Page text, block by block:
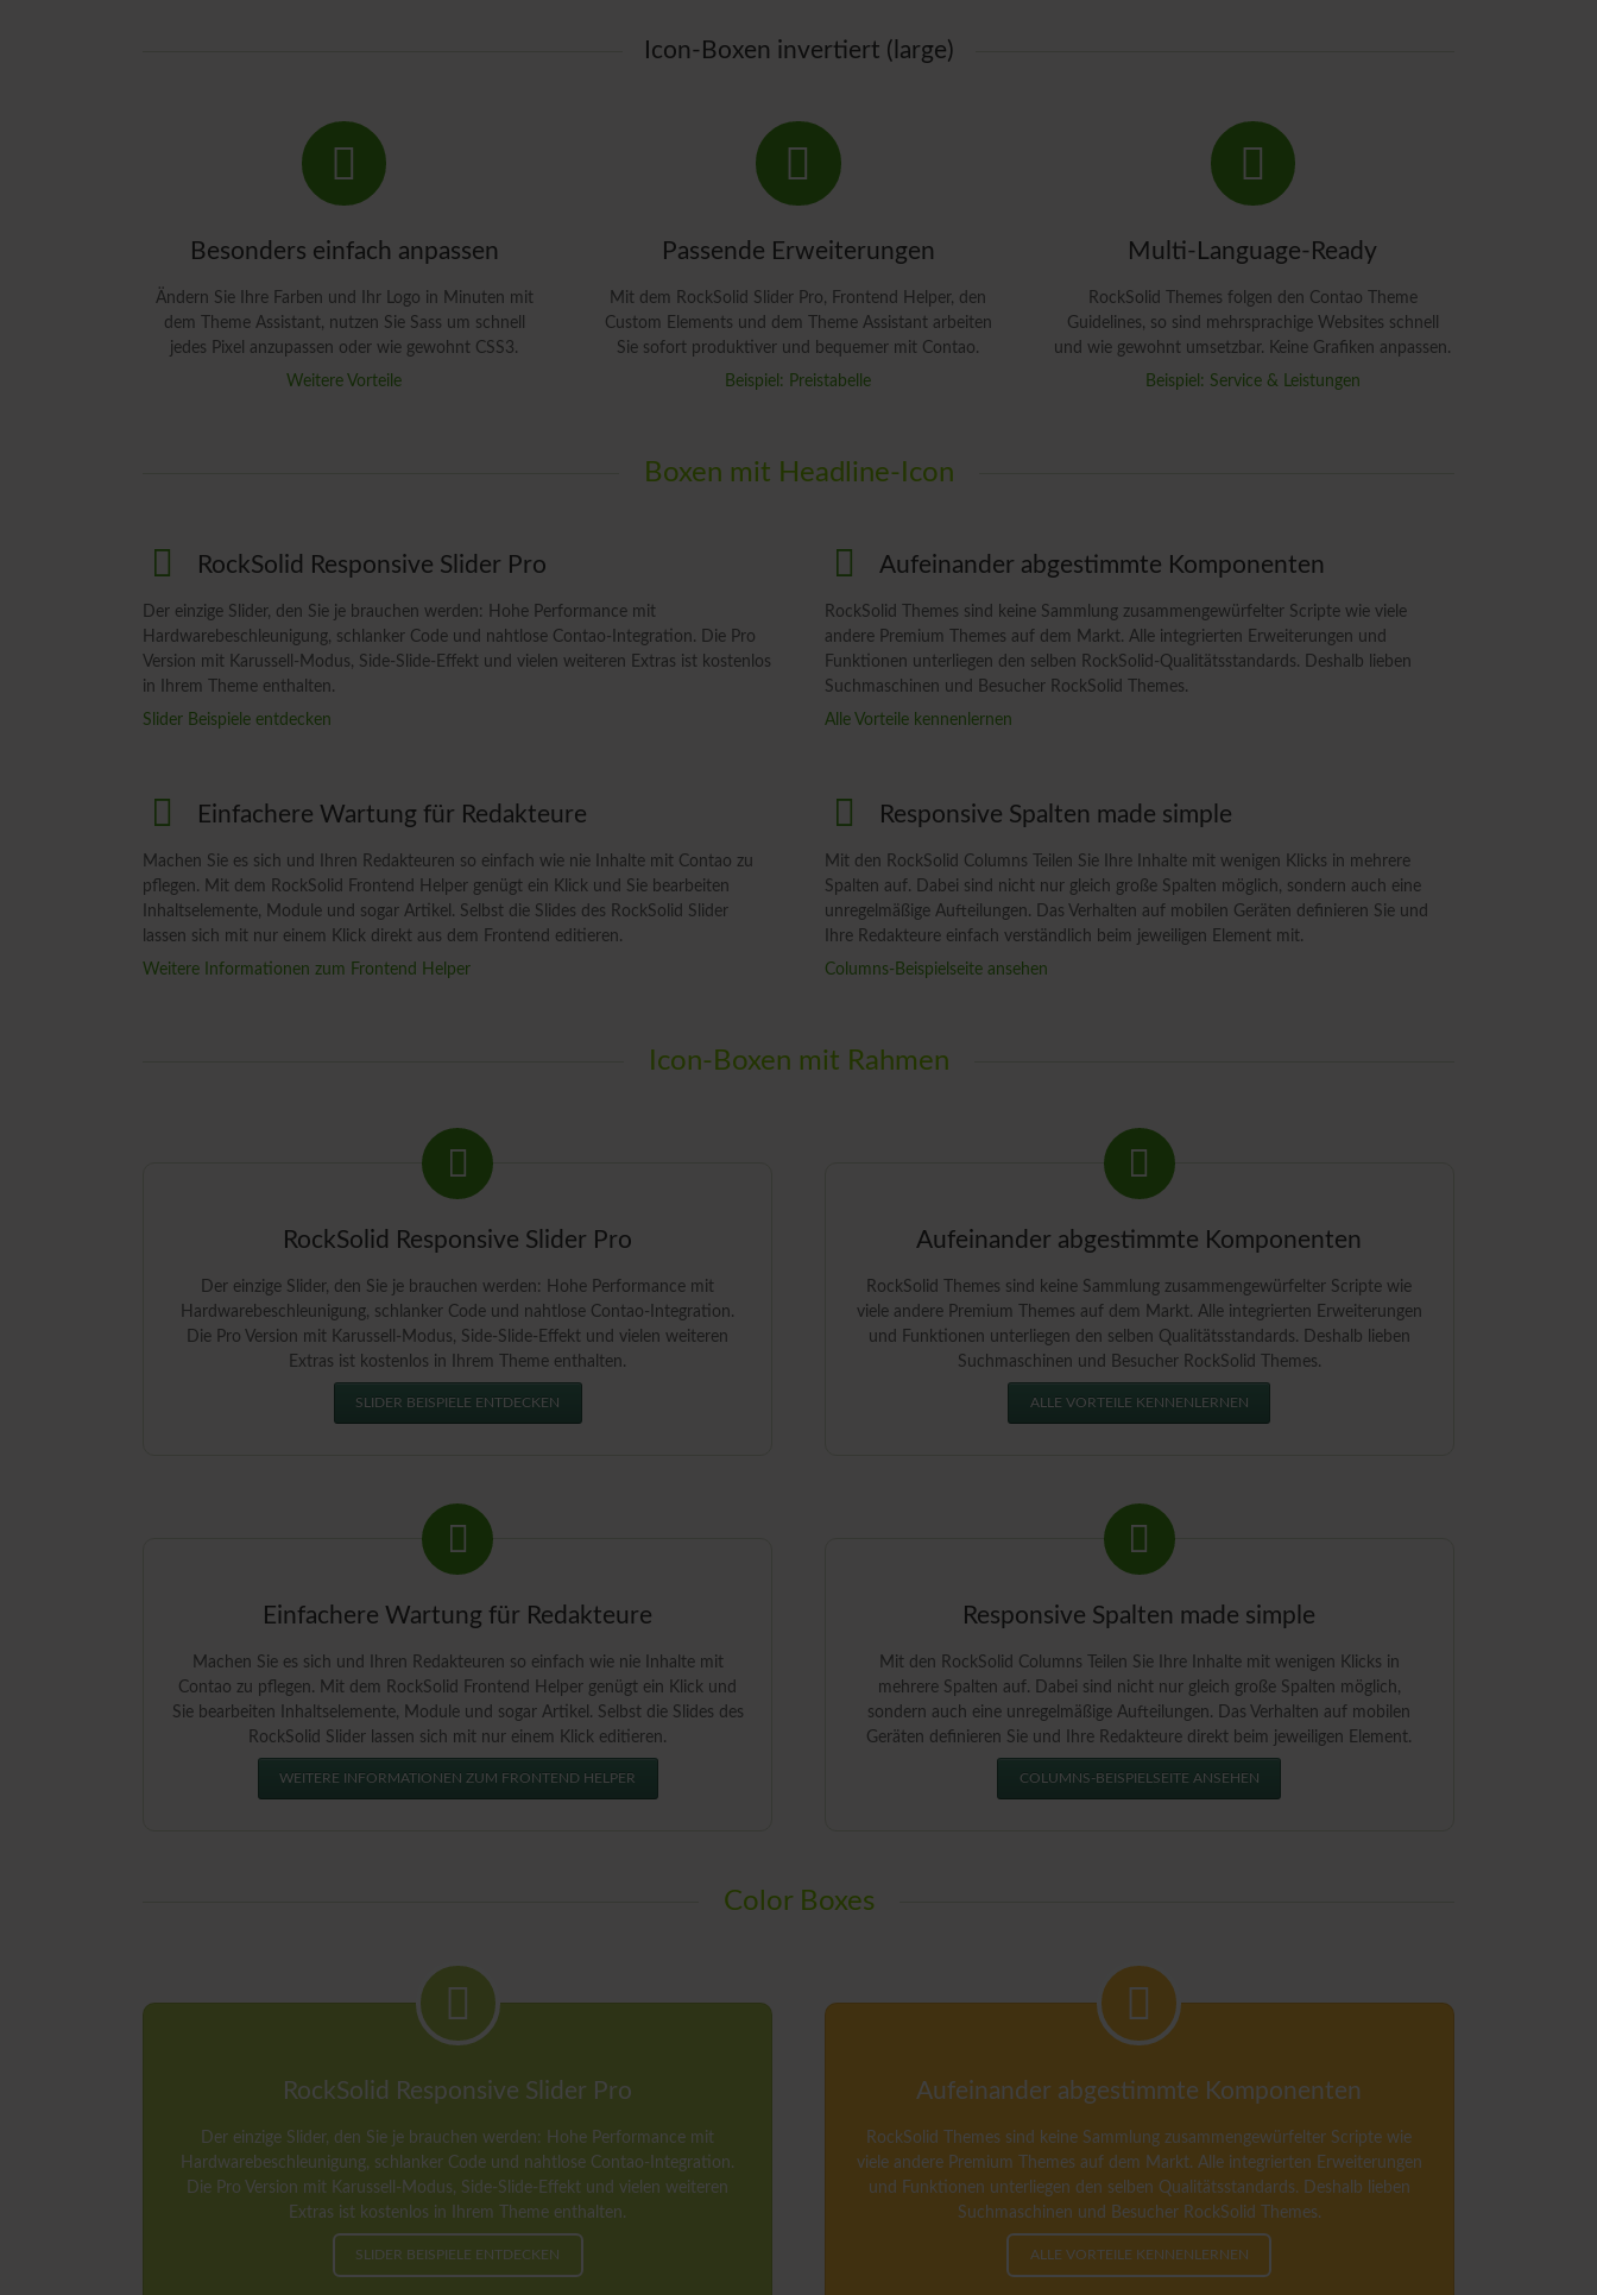
Icon-Boxen invertiert (large)
Besonders einfach anpassen
Ändern Sie Ihre Farben und Ihr Logo in Minuten mit
dem Theme Assistant, nutzen Sie Sass um schnell
jedes Pixel anzupassen oder wie gewohnt CSS3.
Weitere Vorteile
Passende Erweiterungen
Mit dem RockSolid Slider Pro, Frontend Helper, den
Custom Elements und dem Theme Assistant arbeiten
Sie sofort produktiver und bequemer mit Contao.
Beispiel: Preistabelle
Multi-Language-Ready
RockSolid Themes folgen den Contao Theme
Guidelines, so sind mehrsprachige Websites schnell
und wie gewohnt umsetzbar. Keine Grafiken anpassen.
Beispiel: Service & Leistungen
Boxen mit Headline-Icon
RockSolid Responsive Slider Pro
Der einzige Slider, den Sie je brauchen werden: Hohe Performance mit
Hardwarebeschleunigung, schlanker Code und nahtlose Contao-Integration. Die Pro
Version mit Karussell-Modus, Side-Slide-Effekt und vielen weiteren Extras ist kostenlos
in Ihrem Theme enthalten.
Slider Beispiele entdecken
Aufeinander abgestimmte Komponenten
RockSolid Themes sind keine Sammlung zusammengewürfelter Scripte wie viele
andere Premium Themes auf dem Markt. Alle integrierten Erweiterungen und
Funktionen unterliegen den selben RockSolid-Qualitätsstandards. Deshalb lieben
Suchmaschinen und Besucher RockSolid Themes.
Alle Vorteile kennenlernen
Einfachere Wartung für Redakteure
Machen Sie es sich und Ihren Redakteuren so einfach wie nie Inhalte mit Contao zu
pflegen. Mit dem RockSolid Frontend Helper genügt ein Klick und Sie bearbeiten
Inhaltselemente, Module und sogar Artikel. Selbst die Slides des RockSolid Slider
lassen sich mit nur einem Klick direkt aus dem Frontend editieren.
Weitere Informationen zum Frontend Helper
Responsive Spalten made simple
Mit den RockSolid Columns Teilen Sie Ihre Inhalte mit wenigen Klicks in mehrere
Spalten auf. Dabei sind nicht nur gleich große Spalten möglich, sondern auch eine
unregelmäßige Aufteilungen. Das Verhalten auf mobilen Geräten definieren Sie und
Ihre Redakteure einfach verständlich beim jeweiligen Element mit.
Columns-Beispielseite ansehen
Icon-Boxen mit Rahmen
RockSolid Responsive Slider Pro
Der einzige Slider, den Sie je brauchen werden: Hohe Performance mit
Hardwarebeschleunigung, schlanker Code und nahtlose Contao-Integration.
Die Pro Version mit Karussell-Modus, Side-Slide-Effekt und vielen weiteren
Extras ist kostenlos in Ihrem Theme enthalten.
SLIDER BEISPIELE ENTDECKEN
Aufeinander abgestimmte Komponenten
RockSolid Themes sind keine Sammlung zusammengewürfelter Scripte wie
viele andere Premium Themes auf dem Markt. Alle integrierten Erweiterungen
und Funktionen unterliegen den selben Qualitätsstandards. Deshalb lieben
Suchmaschinen und Besucher RockSolid Themes.
ALLE VORTEILE KENNENLERNEN
Einfachere Wartung für Redakteure
Machen Sie es sich und Ihren Redakteuren so einfach wie nie Inhalte mit
Contao zu pflegen. Mit dem RockSolid Frontend Helper genügt ein Klick und
Sie bearbeiten Inhaltselemente, Module und sogar Artikel. Selbst die Slides des
RockSolid Slider lassen sich mit nur einem Klick editieren.
WEITERE INFORMATIONEN ZUM FRONTEND HELPER
Responsive Spalten made simple
Mit den RockSolid Columns Teilen Sie Ihre Inhalte mit wenigen Klicks in
mehrere Spalten auf. Dabei sind nicht nur gleich große Spalten möglich,
sondern auch eine unregelmäßige Aufteilungen. Das Verhalten auf mobilen
Geräten definieren Sie und Ihre Redakteure direkt beim jeweiligen Element.
COLUMNS-BEISPIELSEITE ANSEHEN
Color Boxes
RockSolid Responsive Slider Pro
Der einzige Slider, den Sie je brauchen werden: Hohe Performance mit
Hardwarebeschleunigung, schlanker Code und nahtlose Contao-Integration.
Die Pro Version mit Karussell-Modus, Side-Slide-Effekt und vielen weiteren
Extras ist kostenlos in Ihrem Theme enthalten.
SLIDER BEISPIELE ENTDECKEN
Aufeinander abgestimmte Komponenten
RockSolid Themes sind keine Sammlung zusammengewürfelter Scripte wie
viele andere Premium Themes auf dem Markt. Alle integrierten Erweiterungen
und Funktionen unterliegen den selben Qualitätsstandards. Deshalb lieben
Suchmaschinen und Besucher RockSolid Themes.
ALLE VORTEILE KENNENLERNEN